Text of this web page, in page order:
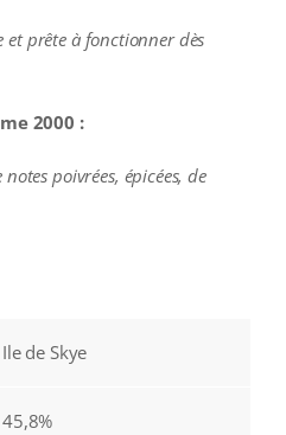
prête à fonctionner dès
2000 :
poivrées, épicées, de
Ile de Skye
45,8%